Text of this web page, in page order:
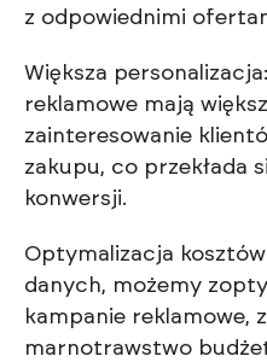
z odpowiednimi
Większa
reklamowe mają
zainteresowanie
zakupu, co przekłada
konwersji.
Optymalizacja
danych, możemy
kampanie reklamowe,
marnotrawstwo